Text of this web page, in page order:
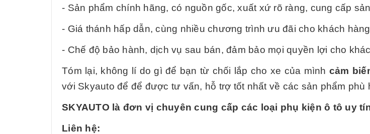
- Sản phẩm chính hãng, có nguồn gốc, xuất xứ rõ ràng, cung cấp
- Giá thánh hấp dẫn, cùng nhiều chương trình ưu đãi cho khách
- Chế độ bảo hành, dịch vụ sau bán, đảm bảo mọi quyền lợi cho
Tóm lại, không lí do gì để bạn từ chối lắp cho xe của mình cảm
với Skyauto để để được tư vấn, hỗ trợ tốt nhất về các sản phẩm phù
SKYAUTO là đơn vị chuyên cung cấp các loại phụ kiện ô tô uy
Liên hệ: